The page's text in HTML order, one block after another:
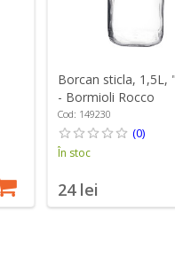
Borcan sticla, 1,5L,
- Bormioli Rocco
Cod: 149230
(0)
În stoc
24 lei